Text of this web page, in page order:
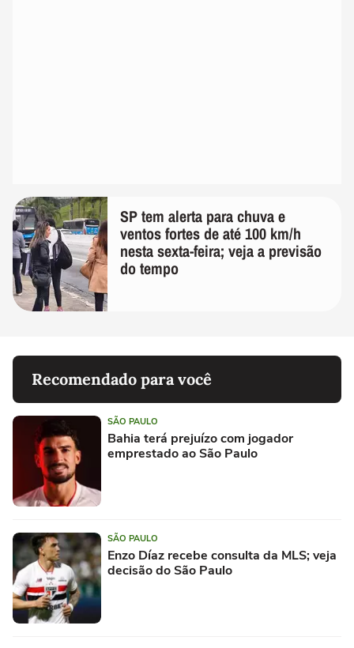
SP tem alerta para chuva e
ventos fortes de até 100 km/h
nesta sexta-feira; veja a previsão
do tempo
Recomendado para você
SÃO PAULO
Bahia terá prejuízo com jogador
emprestado ao São Paulo
SÃO PAULO
Enzo Díaz recebe consulta da MLS; veja
decisão do São Paulo